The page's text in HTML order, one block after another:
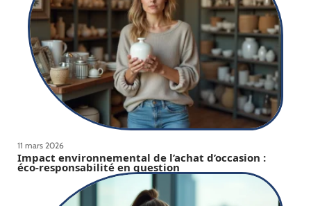
11 mars 2026
Impact environnemental de l’achat d’occasion :
éco-responsabilité en question